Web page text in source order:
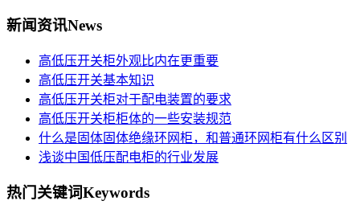
新闻资讯News
高低压开关柜外观比内在更重要
高低压开关基本知识
高低压开关柜对于配电装置的要求
高低压开关柜柜体的一些安装规范
什么是固体固体绝缘环网柜，和普通环网柜有什么区别
浅谈中国低压配电柜的行业发展
热门关键词Keywords